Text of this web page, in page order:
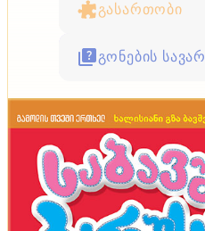
გასართობი
გონების